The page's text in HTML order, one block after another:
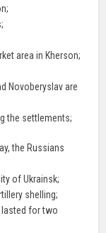
area in Kherson;
Novoberyslav are
the settlements;
the Russians
of Ukrainsk;
shelling;
lasted for two